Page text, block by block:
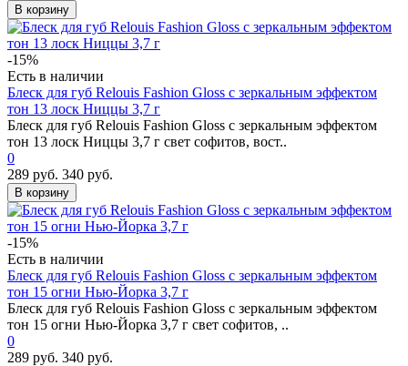
В корзину
-15%
Есть в наличии
Блеск для губ Relouis Fashion Gloss с зеркальным эффектом
тон 13 лоск Ниццы 3,7 г
Блеск для губ Relouis Fashion Gloss с зеркальным эффектом
тон 13 лоск Ниццы 3,7 г свет софитов, вост..
0
289 руб. 340 руб.
В корзину
-15%
Есть в наличии
Блеск для губ Relouis Fashion Gloss с зеркальным эффектом
тон 15 огни Нью-Йорка 3,7 г
Блеск для губ Relouis Fashion Gloss с зеркальным эффектом
тон 15 огни Нью-Йорка 3,7 г свет софитов, ..
0
289 руб. 340 руб.